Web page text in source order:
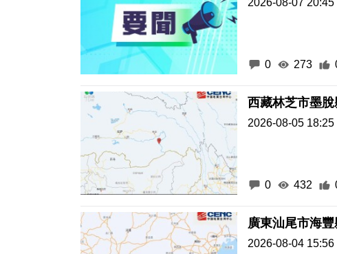
0 273
西藏林芝市墨
2026-08-05 18:25
0 432
廣東汕尾市海
2026-08-04 15:56